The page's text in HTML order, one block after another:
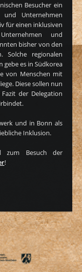
Besucher ein
und Unternehmen
für einen inklusiven
und
bisher von den
Solche regionalen
gebe es in Südkorea
von Menschen mit
Diese sollen nun
der Delegation
und in Bonn als
Inklusion.
zum Besuch der
!